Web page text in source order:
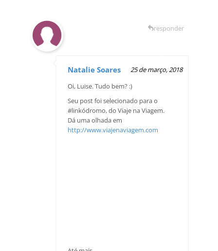
Natalie Soares
25 de março, 2018
Oi, Luise. Tudo bem? :)
Seu post foi selecionado para o
#linkódromo, do Viaje na Viagem.
Dá uma olhada em
http://www.viajenaviagem.com
responder